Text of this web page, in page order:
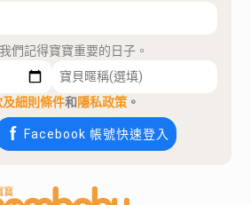
們記得寶寶重要的日子。
及細則條件和隱私政策 。
Facebook 帳號快速登入